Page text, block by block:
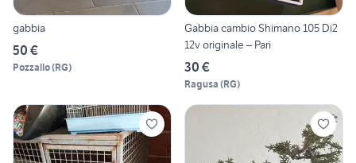
gabbia
50 €
Pozzallo(RG)
Gabbia cambio Shimano 105 Di2
12v originale – Pari
30 €
Ragusa (RG)